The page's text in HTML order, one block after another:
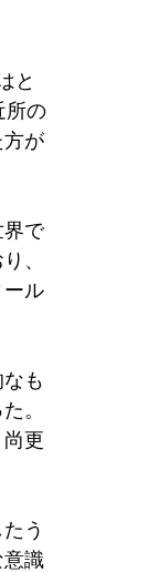
と
所の
方が
界で
、
ール
も
。
更
う
意識